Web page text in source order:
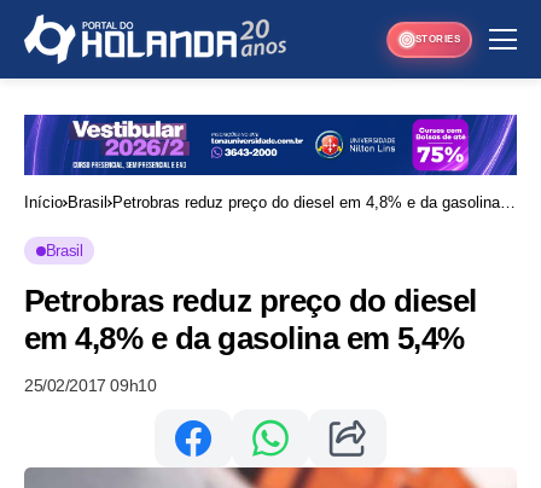
STORIES
Início Brasil
Petrobras reduz preço do diesel em 4,8% e da gasolina
Brasil
Petrobras reduz preço do diesel
em 4,8% e da gasolina em 5,4%
25/02/2017 09h10